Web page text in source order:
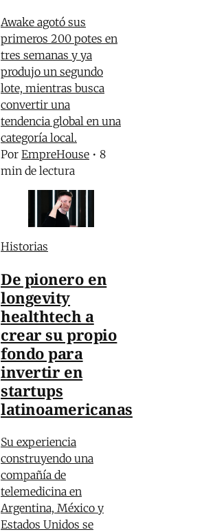
Awake agotó sus
primeros 200 potes en
tres semanas y ya
produjo un segundo
lote, mientras busca
convertir una
tendencia global en una
categoría local.
Por EmpreHouse • 8
min de lectura
Historias
De pionero en
longevity
healthtech a
crear su propio
fondo para
invertir en
startups
latinoamericanas
Su experiencia
construyendo una
compañía de
telemedicina en
Argentina, México y
Estados Unidos se